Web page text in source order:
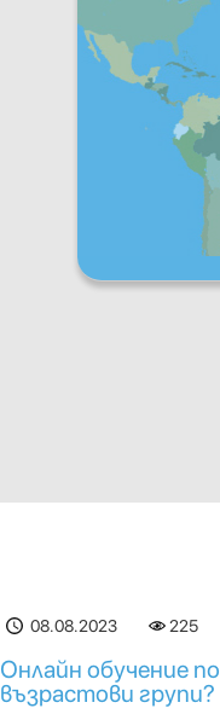
08.08.2023 225
Онлайн обучение
възрастови групи?